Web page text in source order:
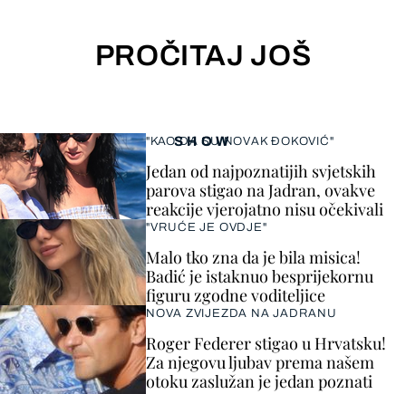
PROČITAJ JOŠ
SHOW
"KAO DA SU NOVAK ĐOKOVIĆ"
Jedan od najpoznatijih svjetskih
parova stigao na Jadran, ovakve
reakcije vjerojatno nisu očekivali
"VRUĆE JE OVDJE"
Malo tko zna da je bila misica!
Badić je istaknuo besprijekornu
figuru zgodne voditeljice
NOVA ZVIJEZDA NA JADRANU
Roger Federer stigao u Hrvatsku!
Za njegovu ljubav prema našem
otoku zaslužan je jedan poznati